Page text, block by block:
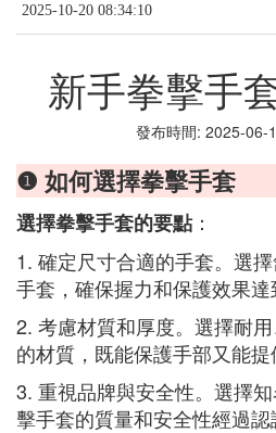
2025-10-20 08:34:10
新手拳擊手
發布時間: 2025-06-
❶ 如何選擇拳擊手套
選擇拳擊手套的要點：
1. 確定尺寸合適的手套。選
手套，確保握力和保護效果達
2. 考慮材質和厚度。選擇耐
的材質，既能保護手部又能提
3. 重視品牌與安全性。選擇
擊手套的質量和安全性經過認